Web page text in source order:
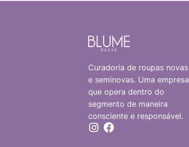
Curadoria de roupas novas
e seminovas. Uma empresa
que opera dentro do
segmento de maneira
consciente e responsável.